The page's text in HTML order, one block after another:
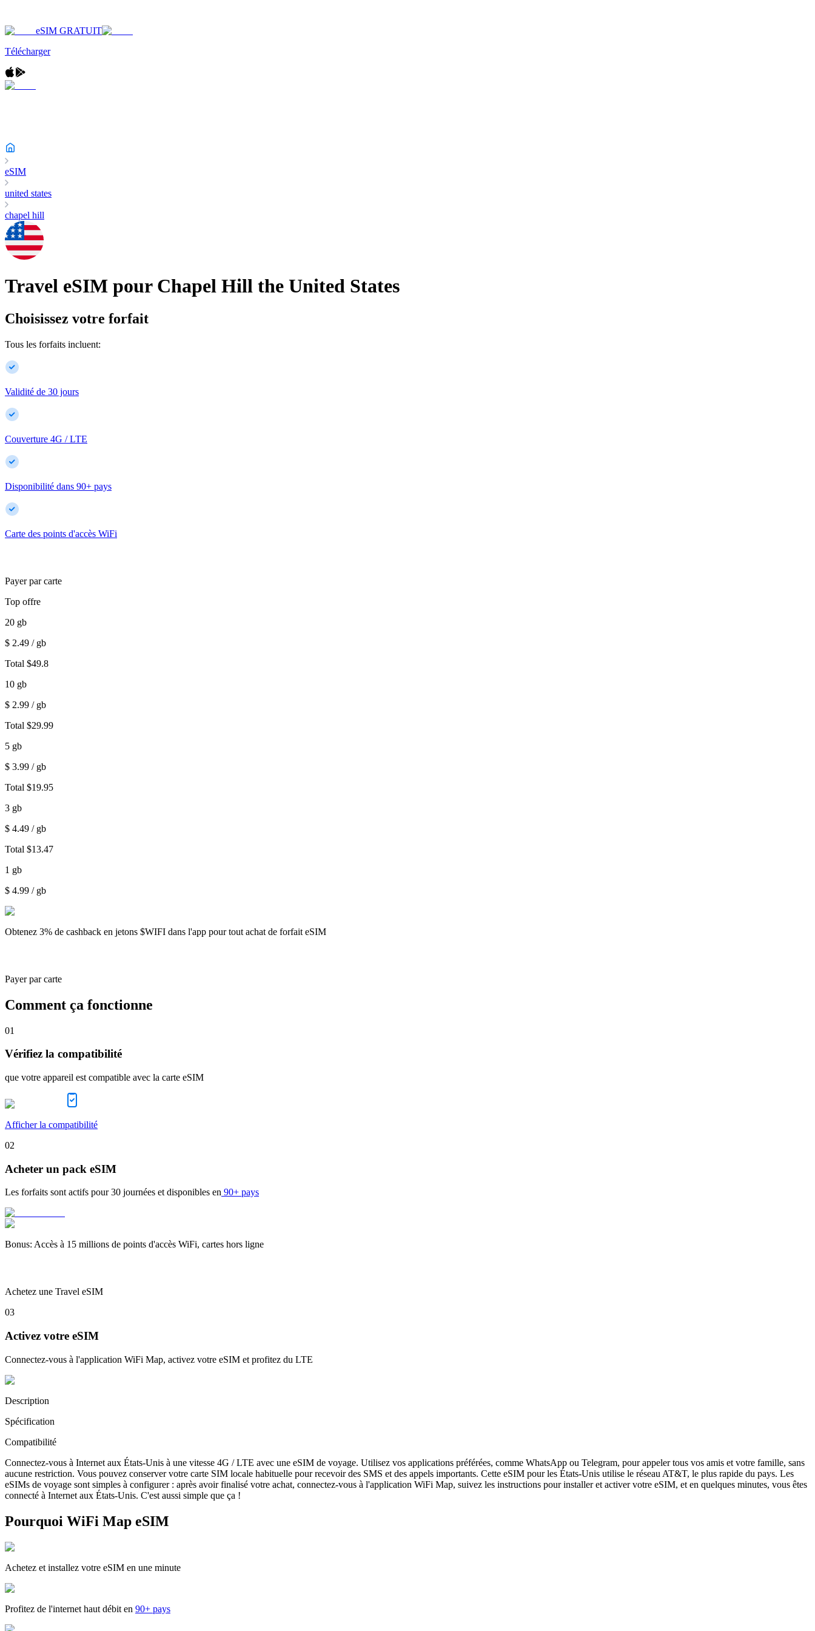
eSIM GRATUIT
Télécharger
eSIM
united states
chapel hill
Travel eSIM pour Chapel Hill the United States
Choisissez votre forfait
Tous les forfaits incluent:
Validité de 30 jours
Couverture 4G / LTE
Disponibilité dans 90+ pays
Carte des points d'accès WiFi
Payer par carte
Top offre
20 gb
$ 2.49 / gb
Total $49.8
10 gb
$ 2.99 / gb
Total $29.99
5 gb
$ 3.99 / gb
Total $19.95
3 gb
$ 4.49 / gb
Total $13.47
1 gb
$ 4.99 / gb
Obtenez 3% de cashback en jetons $WIFI dans l'app pour tout achat de forfait eSIM
Payer par carte
Comment ça fonctionne
01
Vérifiez la compatibilité
que votre appareil est compatible avec la carte eSIM
Afficher la compatibilité
02
Acheter un pack eSIM
Les forfaits sont actifs pour 30 journées et disponibles en 90+ pays
Bonus: Accès à 15 millions de points d'accès WiFi, cartes hors ligne
Achetez une Travel eSIM
03
Activez votre eSIM
Connectez-vous à l'application WiFi Map, activez votre eSIM et profitez du LTE
Description
Spécification
Compatibilité
Connectez-vous à Internet aux États-Unis à une vitesse 4G / LTE avec une eSIM de voyage. Utilisez vos applications préférées, comme WhatsApp ou Telegram, pour appeler tous vos amis et votre famille, sans
aucune restriction. Vous pouvez conserver votre carte SIM locale habituelle pour recevoir des SMS et des appels importants. Cette eSIM pour les États-Unis utilise le réseau AT&T, le plus rapide du pays. Les
eSIMs de voyage sont simples à configurer : après avoir finalisé votre achat, connectez-vous à l'application WiFi Map, suivez les instructions pour installer et activer votre eSIM, et en quelques minutes, vous êtes
connecté à Internet aux États-Unis. C'est aussi simple que ça !
Pourquoi WiFi Map eSIM
Achetez et installez votre eSIM en une minute
Profitez de l'internet haut débit en 90+ pays